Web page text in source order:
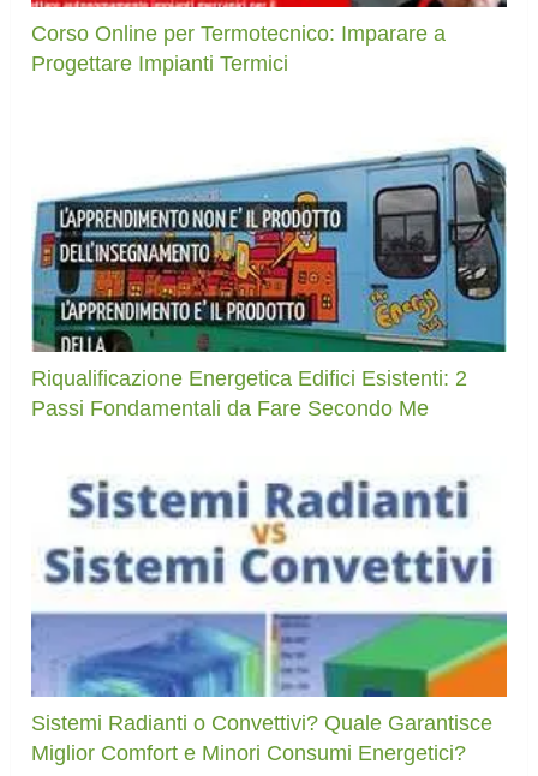
Corso Online per Termotecnico: Imparare a
Progettare Impianti Termici
Riqualificazione Energetica Edifici Esistenti: 2
Passi Fondamentali da Fare Secondo Me
Sistemi Radianti o Convettivi? Quale Garantisce
Miglior Comfort e Minori Consumi Energetici?